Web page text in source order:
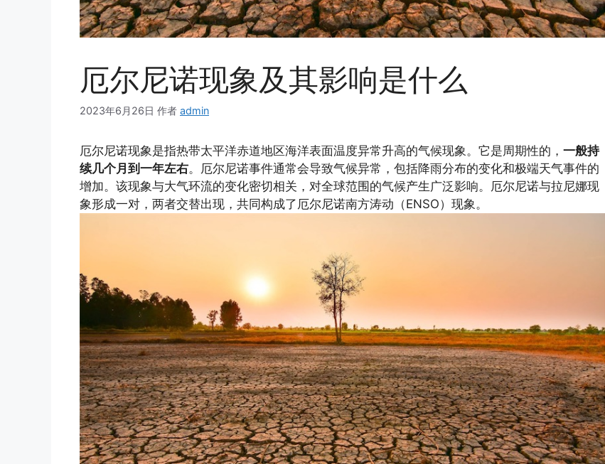
厄尔尼诺现象及其影响是什么
2023年6月26日 作者 admin
厄尔尼诺现象是指热带太平洋赤道地区海洋表面温度异常升高的气候现象。它是周期性的， 一般持
续几个月到一年左右。厄尔尼诺事件通常会导致气候异常，包括降雨分布的变化和极端天气事件的
增加。该现象与大气环流的变化密切相关，对全球范围的气候产生广泛影响。厄尔尼诺与拉尼娜现
象形成一对，两者交替出现，共同构成了厄尔尼诺南方涛动（ENSO）现象。